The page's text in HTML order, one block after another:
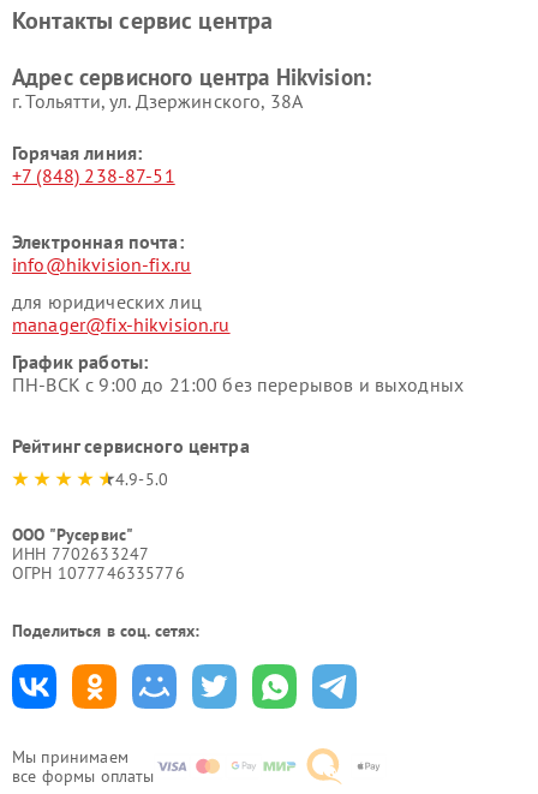
Мы принимаем
все формы оплаты
Контакты сервис центра
Адрес сервисного центра Hikvision:
г. Тольятти, ул. Дзержинского, 38А
Горячая линия:
+7 (848) 238-87-51
Электронная почта:
info@hikvision-fix.ru
для юридических лиц
manager@fix-hikvision.ru
График работы:
ПН-ВСК с 9:00 до 21:00 без перерывов и выходных
Рейтинг сервисного центра
4.9-5.0
ООО "Русервис"
ИНН 7702633247
ОГРН 1077746335776
Поделиться в соц. сетях: